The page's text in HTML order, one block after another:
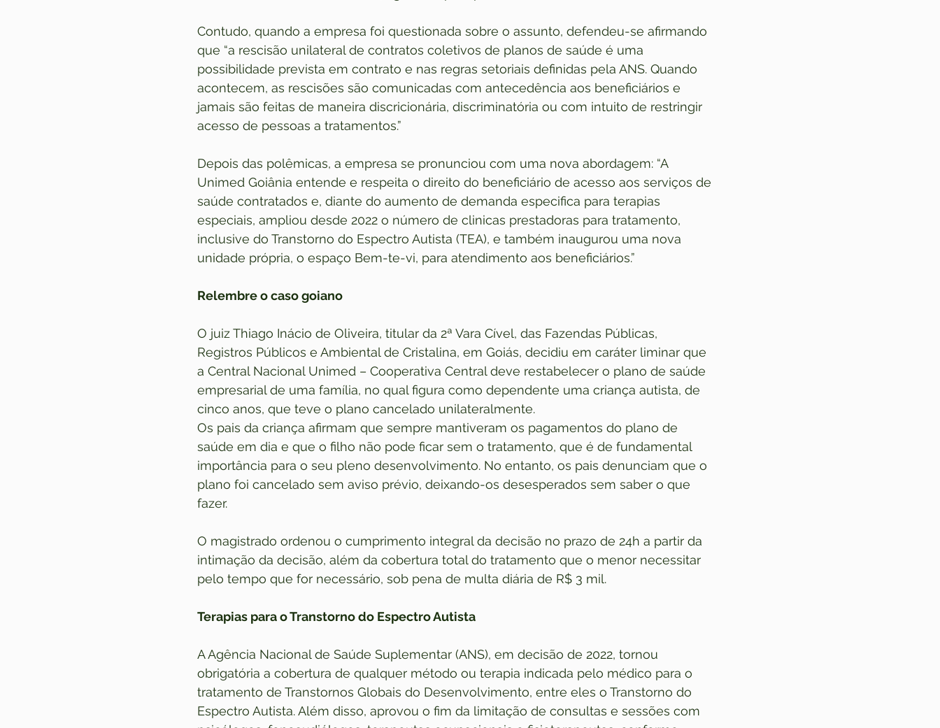
Contudo, quando a empresa foi questionada sobre o assunto, defendeu-se afirmando
que “a rescisão unilateral de contratos coletivos de planos de saúde é uma
possibilidade prevista em contrato e nas regras setoriais definidas pela ANS. Quando
acontecem, as rescisões são comunicadas com antecedência aos beneficiários e
jamais são feitas de maneira discricionária, discriminatória ou com intuito de restringir
acesso de pessoas a tratamentos.”
Depois das polêmicas, a empresa se pronunciou com uma nova abordagem: “A
Unimed Goiânia entende e respeita o direito do beneficiário de acesso aos serviços de
saúde contratados e, diante do aumento de demanda especifica para terapias
especiais, ampliou desde 2022 o número de clinicas prestadoras para tratamento,
inclusive do Transtorno do Espectro Autista (TEA), e também inaugurou uma nova
unidade própria, o espaço Bem-te-vi, para atendimento aos beneficiários.”
Relembre o caso goiano
O juiz Thiago Inácio de Oliveira, titular da 2ª Vara Cível, das Fazendas Públicas,
Registros Públicos e Ambiental de Cristalina, em Goiás, decidiu em caráter liminar que
a Central Nacional Unimed – Cooperativa Central deve restabelecer o plano de saúde
empresarial de uma família, no qual figura como dependente uma criança autista, de
cinco anos, que teve o plano cancelado unilateralmente.
Os pais da criança afirmam que sempre mantiveram os pagamentos do plano de
saúde em dia e que o filho não pode ficar sem o tratamento, que é de fundamental
importância para o seu pleno desenvolvimento. No entanto, os pais denunciam que o
plano foi cancelado sem aviso prévio, deixando-os desesperados sem saber o que
fazer.
O magistrado ordenou o cumprimento integral da decisão no prazo de 24h a partir da
intimação da decisão, além da cobertura total do tratamento que o menor necessitar
pelo tempo que for necessário, sob pena de multa diária de R$ 3 mil.
Terapias para o Transtorno do Espectro Autista
A Agência Nacional de Saúde Suplementar (ANS), em decisão de 2022, tornou
obrigatória a cobertura de qualquer método ou terapia indicada pelo médico para o
tratamento de Transtornos Globais do Desenvolvimento, entre eles o Transtorno do
Espectro Autista. Além disso, aprovou o fim da limitação de consultas e sessões com